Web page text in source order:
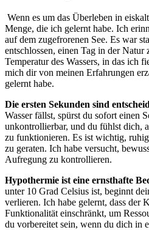
Wenn es um das Überleben⁢ in
Menge, die ich gelernt habe. Ich
auf dem ‌zugefrorenen See. Es war
entschlossen, einen Tag in der
⁢Temperatur des Wassers, in‌ das ich‍
mich ⁤dir von meinen Erfahrungen
gelernt habe.
Die ersten Sekunden sind
Wasser fällst, spürst⁣ du sofort ​einen
unkontrollierbar, und du⁤ fühlst ‍dich,
zu funktionieren. Es ist wichtig,
zu geraten. Ich habe versucht,
⁣Aufregung zu kontrollieren.
Hypothermie ist eine ernsthafte
unter 10 Grad‌ Celsius‌ ist, beginnt
verlieren. Ich habe gelernt, dass der
Funktionalität einschränkt, um
du vorbereitet⁢ sein, ‌wenn du dich in